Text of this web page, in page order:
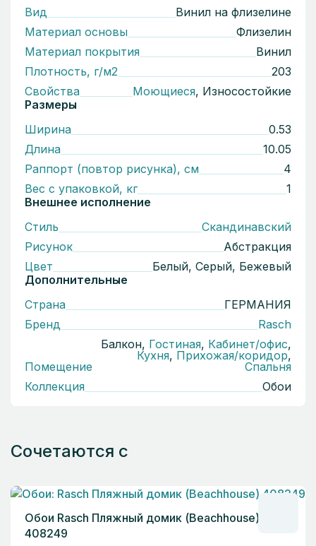
Вид
Винил на флизелине
Материал основы
Флизелин
Материал покрытия
Винил
Плотность, г/м2
203
Свойства
Моющиеся, Износостойкие
Размеры
Ширина
0.53
Длина
10.05
Раппорт (повтор рисунка), см
4
Вес с упаковкой, кг
1
Внешнее исполнение
Стиль
Скандинавский
Рисунок
Абстракция
Цвет
Белый, Серый, Бежевый
Дополнительные
Страна
ГЕРМАНИЯ
Бренд
Rasch
Помещение
Балкон, Гостиная, Кабинет/офис,
Кухня, Прихожая/коридор,
Спальня
Коллекция
Обои
Сочетаются с
Обои Rasch Пляжный домик (Beachhouse)
408249